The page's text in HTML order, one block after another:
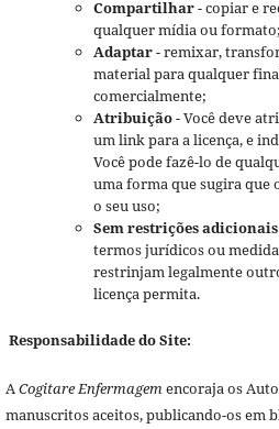
Compartilhar- copiar e
qualquer mídia ou formato;
Adaptar- remixar,
material para qualquer
comercialmente;
Atribuição- Você deve
um link para a licença, e
Você pode fazê-lo de
uma forma que sugira que
o seu uso;
Sem restrições adicionais
termos jurídicos ou
restrinjam legalmente
licença permita.
Responsabilidade do Site:
ACogitare Enfermagemencoraja os
manuscritos aceitos, publicando-os em